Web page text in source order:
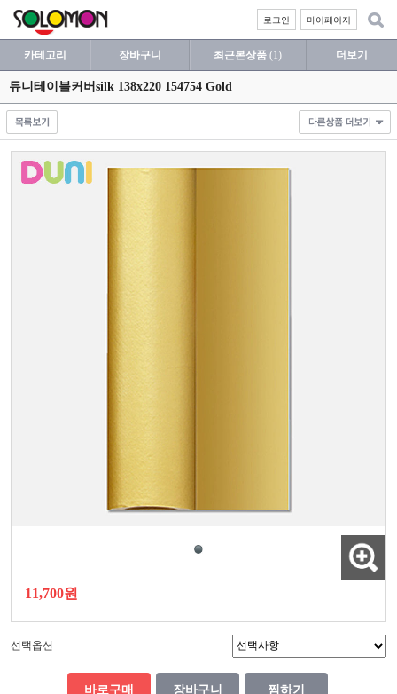
마이페이지
로그인
카테고리 장바구니 최근본상품 (1) 더보기
듀니테이블커버silk 138x220 154754 Gold
11,700원
선택옵션
바로구매 장바구니 찜하기